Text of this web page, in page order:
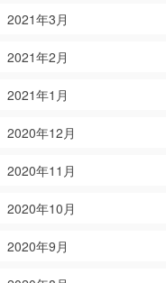
2021年3月
2021年2月
2021年1月
2020年12月
2020年11月
2020年10月
2020年9月